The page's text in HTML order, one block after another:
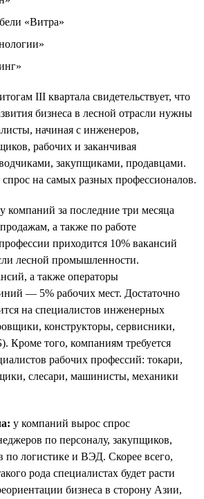
«Витра»
III квартала свидетельствует, что
бизнеса в лесной отрасли нужны
начиная с инженеров,
рабочих и заканчивая
закупщиками, продавцами.
спрос на самых разных профессионалов.
компаний за последние три месяца
а также по работе
приходится 10% вакансий
лесной промышленности.
а также операторы
— 5% рабочих мест. Достаточно
на специалистов инженерных
конструкторы, сервисники,
того, компаниям требуется
рабочих профессий: токари,
слесари, машинисты, механики
у компаний вырос спрос
по персоналу, закупщиков,
по логистике и ВЭД. Скорее всего,
рода специалистах будет расти
бизнеса в сторону Азии,